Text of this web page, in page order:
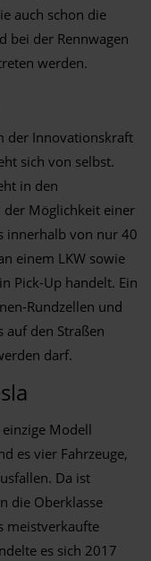
auch schon die
bei der Rennwagen
werden.
der Innovationskraft
sich von selbst.
in den
der Möglichkeit einer
innerhalb von nur 40
einem LKW sowie
Pick-Up handelt. Ein
Rundzellen und
den Straßen
darf.
Modell
es vier Fahrzeuge,
Da ist
die Oberklasse
meistverkaufte
es sich 2017